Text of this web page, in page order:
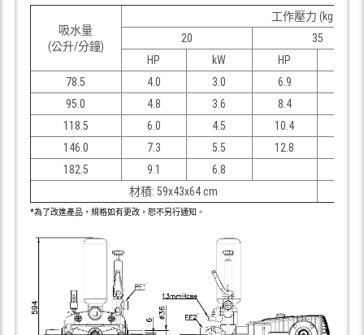
吸水量
(公升/分鐘)
工作壓力 (kgf/cm
20
35
HP
kW HP
78.5
4.0 3.0 6.9
95.0
4.8 3.6 8.4
118.5
6.0 4.5 10.4
146.0
7.3 5.5 12.8
182.5
9.1
6.8
材積: 59x43x64 cm
*為了改進產品，規格如有更改，恕不另行通知。